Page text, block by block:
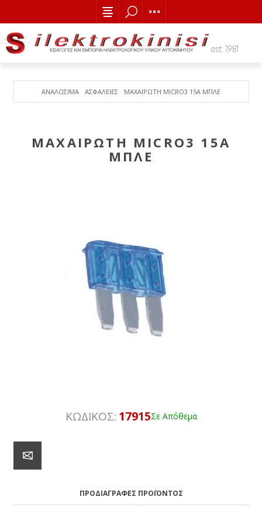
ΑΝΑΛΩΣΙΜΑ ΑΣΦΑΛΕΙΕΣ ΜΑΧΑΙΡΩΤΗ MICRO3 15A ΜΠΛΕ
ΜΑΧΑΙΡΩΤΗ MICRO3 15A
ΜΠΛΕ
ΚΩΔΙΚΟΣ: 17915Σε Απόθεμα
ΠΡΟΔΙΑΓΡΑΦΈΣ ΠΡΟΪΌΝΤΟΣ